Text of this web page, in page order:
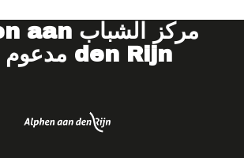
مركز الشباب aan
den Rijn مدعوم من: